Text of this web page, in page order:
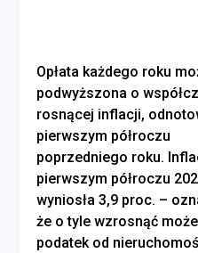
Opłata każdego roku
podwyższona o
rosnącej inflacji,
pierwszym półroczu
poprzedniego roku.
pierwszym półroczu
wyniosła 3,9 proc. –
że o tyle wzrosnąć może
podatek od